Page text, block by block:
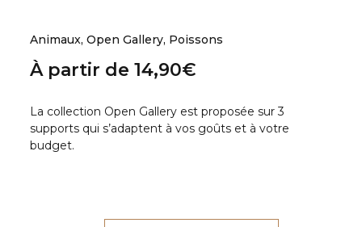
Animaux,Open Gallery, Poissons
À partir de14,90€
La collection Open Gallery est proposée sur 3
supports qui s’adaptent à vos goûts et à votre
budget.